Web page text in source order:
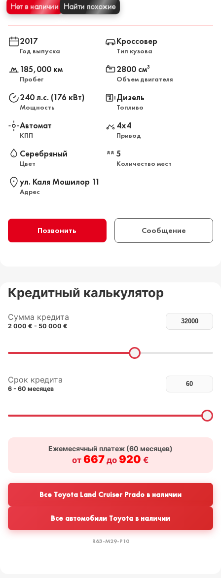
Нет в наличии Найти похожие
2017
Год выпуска
Кроссовер
Тип кузова
185,000 км
Пробег
2800 см3
Объем двигателя
240 л.с. (176 кВт)
Мощность
Дизель
Топливо
Автомат
КПП
4x4
Привод
Серебряный
Цвет
5
Количество мест
ул. Каля Мошилор 11
Адрес
Позвонить Сообщение
Кредитный калькулятор
Сумма кредита
2 000 € - 50 000 €
Срок кредита
6 - 60 месяцев
Ежемесячный платеж (60 месяцев)
от 667 до 920 €
Все Toyota Land Cruiser Prado в наличии
Все автомобили Toyota в наличии
R63-M29-P10